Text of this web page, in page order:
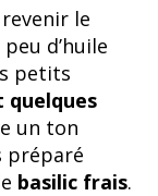
le
d’huile
petits
quelques
un ton
préparé
basilic frais.